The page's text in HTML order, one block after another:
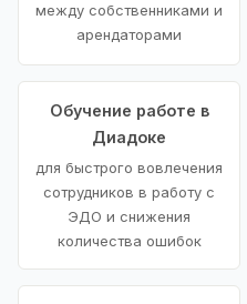
между собственниками и
арендаторами
Обучение работе в
Диадоке
для быстрого вовлечения
сотрудников в работу с
ЭДО и снижения
количества ошибок